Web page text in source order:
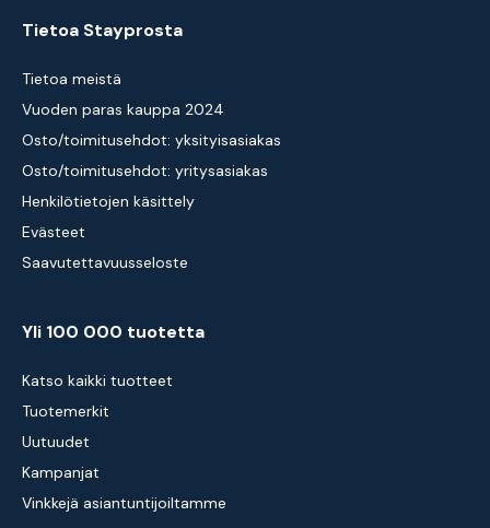
Tietoa Stayprosta
Tietoa meistä
Vuoden paras kauppa 2024
Osto/toimitusehdot: yksityisasiakas
Osto/toimitusehdot: yritysasiakas
Henkilötietojen käsittely
Evästeet
Saavutettavuusseloste
Yli 100 000 tuotetta
Katso kaikki tuotteet
Tuotemerkit
Uutuudet
Kampanjat
Vinkkejä asiantuntijoiltamme